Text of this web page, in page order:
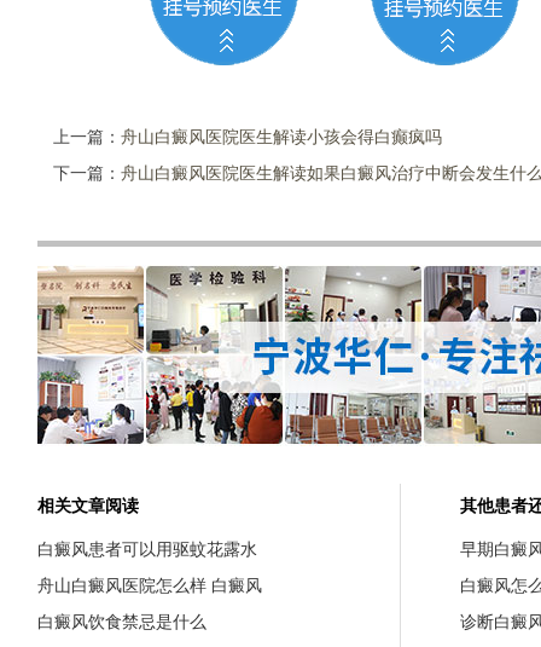
上一篇： 舟山白癜风医院医生解读小孩会得白癫疯吗
下一篇： 舟山白癜风医院医生解读如果白癜风治疗中断会发生什
相关文章阅读
白癜风患者可以用驱蚊花露水
舟山白癜风医院怎么样 白癜风
白癜风饮食禁忌是什么
其他患者
早期白癜
白癜风怎
诊断白癜